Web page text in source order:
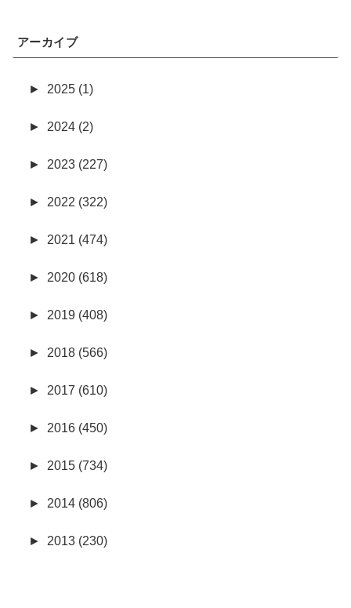
アーカイブ
► 2025 (1)
► 2024 (2)
► 2023 (227)
► 2022 (322)
► 2021 (474)
► 2020 (618)
► 2019 (408)
► 2018 (566)
► 2017 (610)
► 2016 (450)
► 2015 (734)
► 2014 (806)
► 2013 (230)